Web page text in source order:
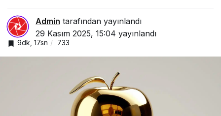
Admin tarafından yayınlandı
29 Kasım 2025, 15:04 yayınlandı
9dk, 17sn 733